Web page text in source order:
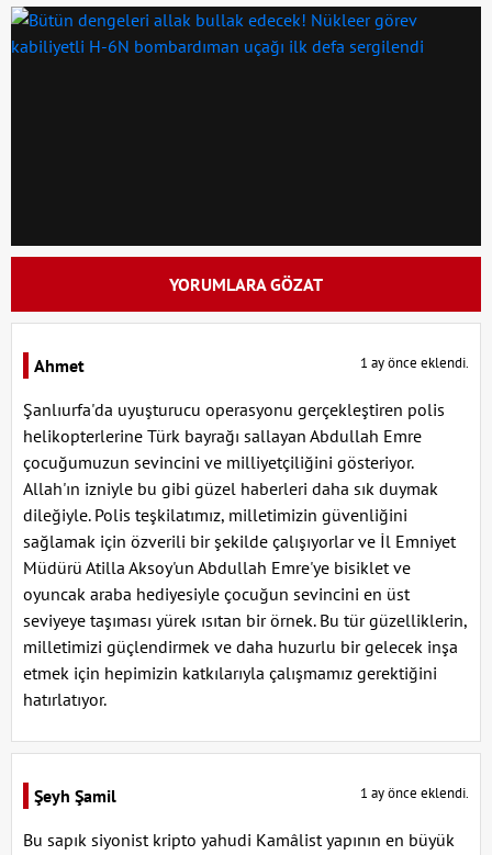
YORUMLARA GÖZAT
Ahmet 1 ay önce eklendi.
Şanlıurfa'da uyuşturucu operasyonu gerçekleştiren polis
helikopterlerine Türk bayrağı sallayan Abdullah Emre
çocuğumuzun sevincini ve milliyetçiliğini gösteriyor.
Allah'ın izniyle bu gibi güzel haberleri daha sık duymak
dileğiyle. Polis teşkilatımız, milletimizin güvenliğini
sağlamak için özverili bir şekilde çalışıyorlar ve İl Emniyet
Müdürü Atilla Aksoy'un Abdullah Emre'ye bisiklet ve
oyuncak araba hediyesiyle çocuğun sevincini en üst
seviyeye taşıması yürek ısıtan bir örnek. Bu tür güzelliklerin,
milletimizi güçlendirmek ve daha huzurlu bir gelecek inşa
etmek için hepimizin katkılarıyla çalışmamız gerektiğini
hatırlatıyor.
Şeyh Şamil 1 ay önce eklendi.
Bu sapık siyonist kripto yahudi Kamâlist yapının en büyük